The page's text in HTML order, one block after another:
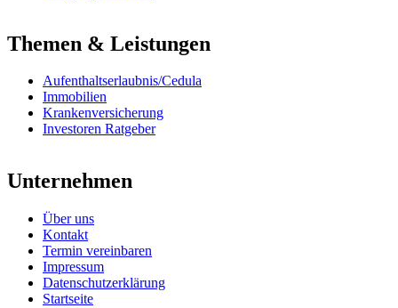
Themen & Leistungen
Aufenthaltserlaubnis/Cedula
Immobilien
Krankenversicherung
Investoren Ratgeber
Unternehmen
Über uns
Kontakt
Termin vereinbaren
Impressum
Datenschutzerklärung
Startseite